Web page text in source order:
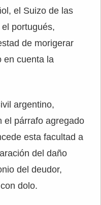
el Suizo de las
portugués,
de morigerar
en cuenta la
argentino,
el párrafo agregado
esta facultad a
del daño
del deudor,
dolo.